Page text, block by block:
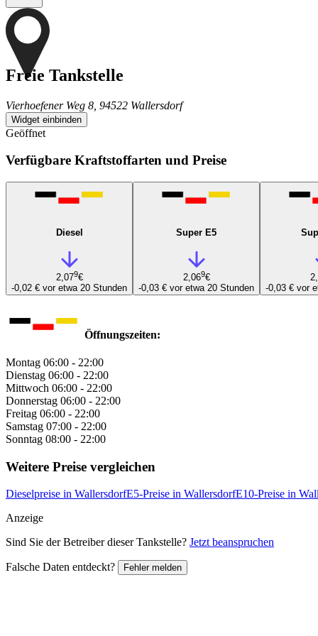
Freie Tankstelle
Vierhoefener Weg 8, 94522 Wallersdorf
Widget einbinden
Geöffnet
Verfügbare Kraftstoffarten und Preise
Diesel
2,079€
-0,02 € vor etwa 20 Stunden
Super E5
2,069€
-0,03 € vor etwa 20 Stunden
-0,03 € vor
Öffnungszeiten:
Montag 06:00 - 22:00
Dienstag 06:00 - 22:00
Mittwoch 06:00 - 22:00
Donnerstag 06:00 - 22:00
Freitag 06:00 - 22:00
Samstag 07:00 - 22:00
Sonntag 08:00 - 22:00
Weitere Preise vergleichen
Dieselpreise in WallersdorfE5-Preise in WallersdorfE10-Preise in
Anzeige
Sind Sie der Betreiber dieser Tankstelle? Jetzt beanspruchen
Falsche Daten entdeckt? Fehler melden